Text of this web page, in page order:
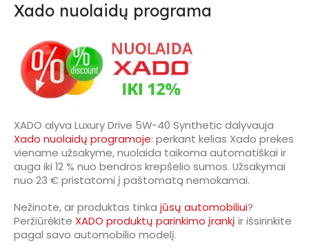
Xado nuolaidų programa
XADO alyva Luxury Drive 5W-40 Synthetic dalyvauja
Xado nuolaidų programoje: perkant kelias Xado prekes
viename užsakyme, nuolaida taikoma automatiškai ir
auga iki 12 % nuo bendros krepšelio sumos. Užsakymai
nuo 23 € pristatomi į paštomatą nemokamai.
Nežinote, ar produktas tinka jūsų automobiliui?
Peržiūrėkite XADO produktų parinkimo įrankį ir išsirinkite
pagal savo automobilio modelį.